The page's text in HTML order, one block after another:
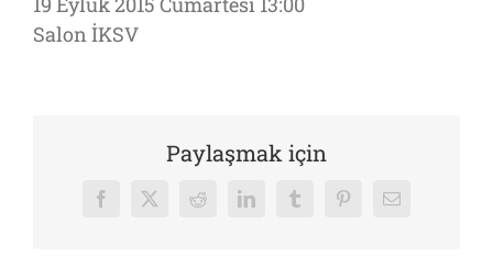
Salon İKSV
Paylaşmak için
Facebook
X Reddit LinkedInTumblrPinterest
E-